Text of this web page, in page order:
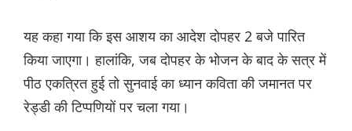
यह कहा गया कि इस आशय का आदेश दोपहर 2 बजे पारित
किया जाएगा। हालांकि, जब दोपहर के भोजन के बाद के सत्र में
पीठ एकत्रित हुई तो सुनवाई का ध्यान कविता की जमानत पर
रेड्डी की टिप्पणियों पर चला गया।